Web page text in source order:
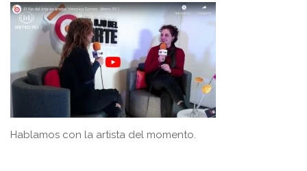
Hablamos con la artista del momento.